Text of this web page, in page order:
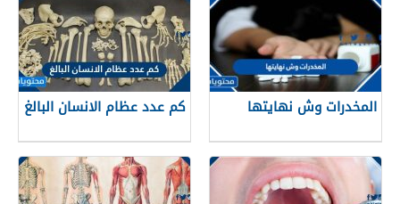
المخدرات وش نهايتها كم عدد عظام الانسان البالغ